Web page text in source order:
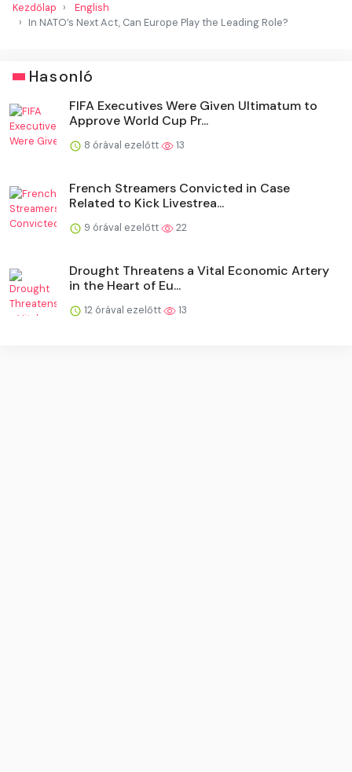
Kezdőlap
English
In NATO’s Next Act, Can Europe Play the Leading Role?
Hasonló
FIFA Executives Were Given Ultimatum to
Approve World Cup Pr...
8 órával ezelőtt 13
French Streamers Convicted in Case
Related to Kick Livestrea...
9 órával ezelőtt 22
Drought Threatens a Vital Economic Artery
in the Heart of Eu...
12 órával ezelőtt 13